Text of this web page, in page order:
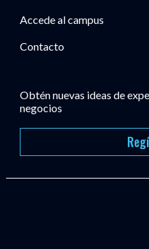
Accede al campus
Contacto
Obtén nuevas ideas de
negocios